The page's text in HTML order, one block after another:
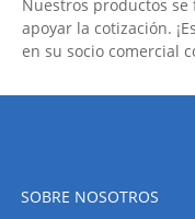
Nuestros productos
apoyar la cotización.
en su socio comercial
SOBRE NOSOTROS